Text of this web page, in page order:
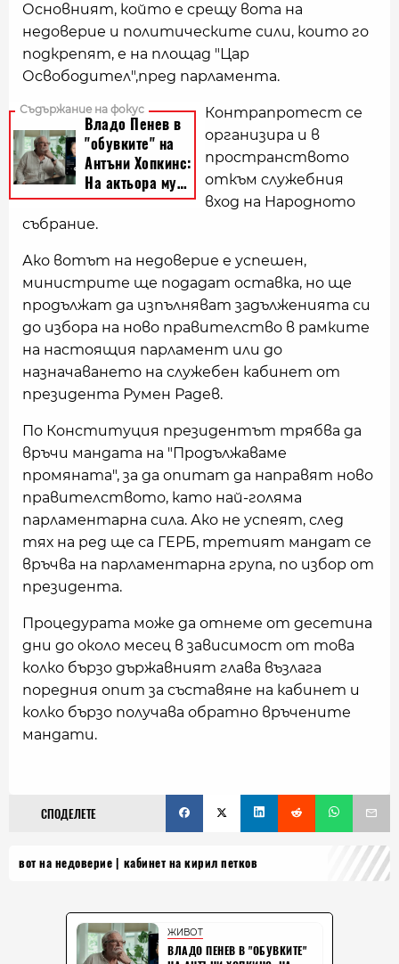
Основният, който е срещу вота на
недоверие и политическите сили, които го
подкрепят, е на площад "Цар
Освободител",пред парламента.
Контрапротест се
организира и в
пространството
откъм служебния
вход на Народното
събрание.
Ако вотът на недоверие е успешен,
министрите ще подадат оставка, но ще
продължат да изпълняват задълженията си
до избора на ново правителство в рамките
на настоящия парламент или до
назначаването на служебен кабинет от
президента Румен Радев.
По Конституция президентът трябва да
връчи мандата на "Продължаваме
промяната", за да опитат да направят ново
правителството, като най-голяма
парламентарна сила. Ако не успеят, след
тях на ред ще са ГЕРБ, третият мандат се
връчва на парламентарна група, по избор от
президента.
Процедурата може да отнеме от десетина
дни до около месец в зависимост от това
колко бързо държавният глава възлага
поредния опит за съставяне на кабинет и
колко бързо получава обратно връчените
мандати.
СПОДЕЛЕТЕ
вот на недоверие кабинет на кирил петков